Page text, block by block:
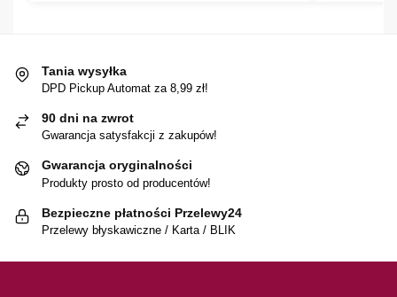
Tania wysyłka
DPD Pickup Automat za 8,99 zł!
90 dni na zwrot
Gwarancja satysfakcji z zakupów!
Gwarancja oryginalności
Produkty prosto od producentów!
Bezpieczne płatności Przelewy24
Przelewy błyskawiczne / Karta / BLIK